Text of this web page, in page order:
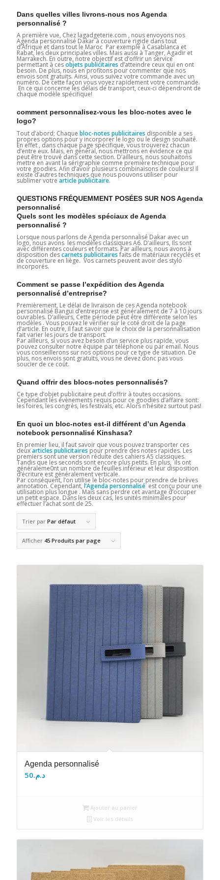
Dans quelles villes livrons-nous nos Agenda
personnalisé ?
A première vue, Chez lagadgeterie.com , nous envoyons nos
Agenda personnalisé Dakar à couverture rigide dans tout
d’Afrique et dans tout le Maroc Par exemple à Casablanca et
Rabat, les deux principales villes. Mais aussi à Tanger, Agadir et
Marrakech. En outre, notre objectif est d’offrir un service
permettant à cesobjets publicitaires d’atteindre ceux qui en ont
besoin. De plus, nous en profitons pour commenter que nos
envois sont gratuits. Ainsi, vous suivez votre commande avec un
numéro. De cette façon vous voyez rapidement votre commande.
En ce qui concerne les délais de transport, ceux-ci dépendront de
chaque modèle spécifique!
comment personnalisez-vous les bloc-notes avec le
logo?
Tout d’abord; Chaque bloc-notes publicitaires disponible a ses
propres options pour y incorporer le logo ou le design souhaité.
En effet , dans chaque page spécifique, vous trouverez chacun
d’entre eux. Mais, en général, nous mettrons en évidence ce qui
peut être trouvé dans cette section. D’ailleurs, nous souhaitons
mettre en avant la sérigraphie comme première technique pour
votre goodies. Afin d’avoir plusieurs combinaisons de couleurs! Il
existe d’autres techniques que nous pouvons utiliser pour
sublimer votre article publicitaire.
QUESTIONS FRÉQUEMMENT POSÉES SUR NOS Agenda
personnalisé
Quels sont les modèles spéciaux de Agenda
personnalisé ?
Lorsque nous parlons de Agenda personnalisé Dakar avec un
logo, nous avons les modèles classiques A6. D’ailleurs, Ils sont
avec différentes couleurs et formats. Par ailleurs, nous avons à
disposition descarnets publicitaires faits de matériaux recyclés et
de couverture en liège. Vos carnets peuvent avoir des stylo
incorporés.
Comment se passe l’expédition des Agenda
personnalisé d’entreprise?
Premièrement, Le délai de livraison de ces Agenda notebook
personnalisé Bangui d’entreprise est généralement de 7 à 10 jours
ouvrables. D’ailleurs, Cette période peut être différente selon les
modèles . Vous pouvez le vérifier sur le coté droit de la page
d’article. En outre, il faut savoir que le choix de la personnalisation
fait varier les jours de transport.
Par ailleurs, si vous avez besoin d’un service plus rapide, vous
pouvez consulter notre équipe par téléphone ou par email. Nous
vous conseillerons sur nos options pour ce type de situation. De
plus, nos envois sont gratuits, vous ne devez donc pas vous
soucier de ce coût.
Quand offrir des blocs-notes personnalisés?
Ce type d’objet publicitaire peut d’offrir à toutes occasions.
Cependant les évènements requis pour ce goodies d’affaire sont:
les foires, les congrès, les festivals, etc. Alors n’hésitez surtout pas!
En quoi un bloc-notes est-il différent d’un Agenda
notebook personnalisé Kinshasa?
En premier lieu, il faut savoir que vous pouvez transporter ces
deuxarticles publicitaires pour prendre des notes rapides. Les
premiers sont une version réduite des cahiers A5 classiques.
Tandis que les seconds sont encore plus petits. En plus, ils ont
généraleme0nt un nombre de feuilles inférieur et leur disposition
d’écriture est généralement verticale.
Par conséquent, l’on utilise le bloc-notes pour prendre de brèves
annotation. Cependant, l’Agenda personnalisé est conçu pour une
utilisation plus longue . Mais sans perdre cet avantage d’occuper
un petit espace. Dans les deux cas, les unités minimales pour
effectuer l’achat sont de 25.
Trier par Par défaut
Afficher 45 Produits par page
Agenda personnalisé
د.م.50
Ajouter au panier
Voir les détails